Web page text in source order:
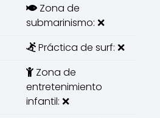
Zona de
submarinismo: ❌
Práctica de surf: ❌
Zona de
entretenimiento
infantil: ❌